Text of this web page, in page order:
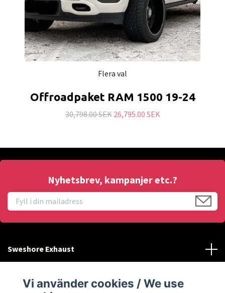
Flera val
Offroadpaket RAM 1500 19-24
30,798.00 SEK 26,795.00 SEK
Nyhetsbrev, kampanjer etc.?
Sweshore Exhaust
Behöver du hjälp?
Vi använder cookies / We use